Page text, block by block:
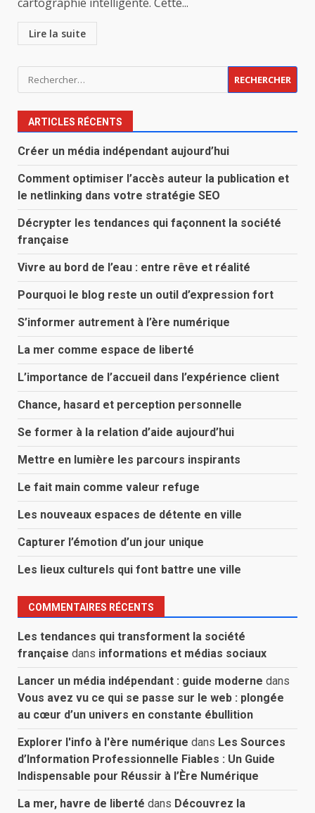
Lire la suite
Rechercher :
ARTICLES RÉCENTS
Créer un média indépendant aujourd’hui
Comment optimiser l’accès auteur la publication et
le netlinking dans votre stratégie SEO
Décrypter les tendances qui façonnent la société
française
Vivre au bord de l’eau : entre rêve et réalité
Pourquoi le blog reste un outil d’expression fort
S’informer autrement à l’ère numérique
La mer comme espace de liberté
L’importance de l’accueil dans l’expérience client
Chance, hasard et perception personnelle
Se former à la relation d’aide aujourd’hui
Mettre en lumière les parcours inspirants
Le fait main comme valeur refuge
Les nouveaux espaces de détente en ville
Capturer l’émotion d’un jour unique
Les lieux culturels qui font battre une ville
COMMENTAIRES RÉCENTS
Les tendances qui transforment la société
française dans informations et médias sociaux
Lancer un média indépendant : guide moderne dans
Vous avez vu ce qui se passe sur le web : plongée
au cœur d’un univers en constante ébullition
Explorer l'info à l'ère numérique dans Les Sources
d’Information Professionnelle Fiables : Un Guide
Indispensable pour Réussir à l’Ère Numérique
La mer, havre de liberté dans Découvrez la